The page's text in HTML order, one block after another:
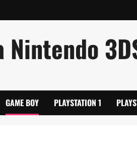
Nintendo
GAME BOY PLAYSTATION 1